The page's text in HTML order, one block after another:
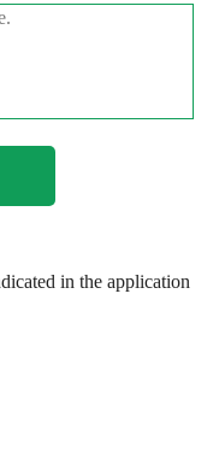
in the application